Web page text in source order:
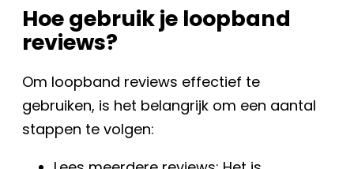
Hoe gebruik je loopband
reviews?
Om loopband reviews effectief te
gebruiken, is het belangrijk om een aantal
stappen te volgen: